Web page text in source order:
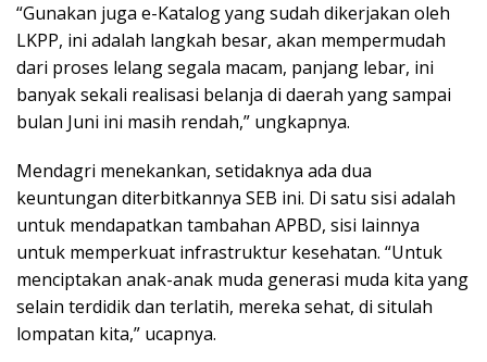
“Gunakan juga e-Katalog yang sudah dikerjakan oleh
LKPP, ini adalah langkah besar, akan mempermudah
dari proses lelang segala macam, panjang lebar, ini
banyak sekali realisasi belanja di daerah yang sampai
bulan Juni ini masih rendah,” ungkapnya.
Mendagri menekankan, setidaknya ada dua
keuntungan diterbitkannya SEB ini. Di satu sisi adalah
untuk mendapatkan tambahan APBD, sisi lainnya
untuk memperkuat infrastruktur kesehatan. “Untuk
menciptakan anak-anak muda generasi muda kita yang
selain terdidik dan terlatih, mereka sehat, di situlah
lompatan kita,” ucapnya.